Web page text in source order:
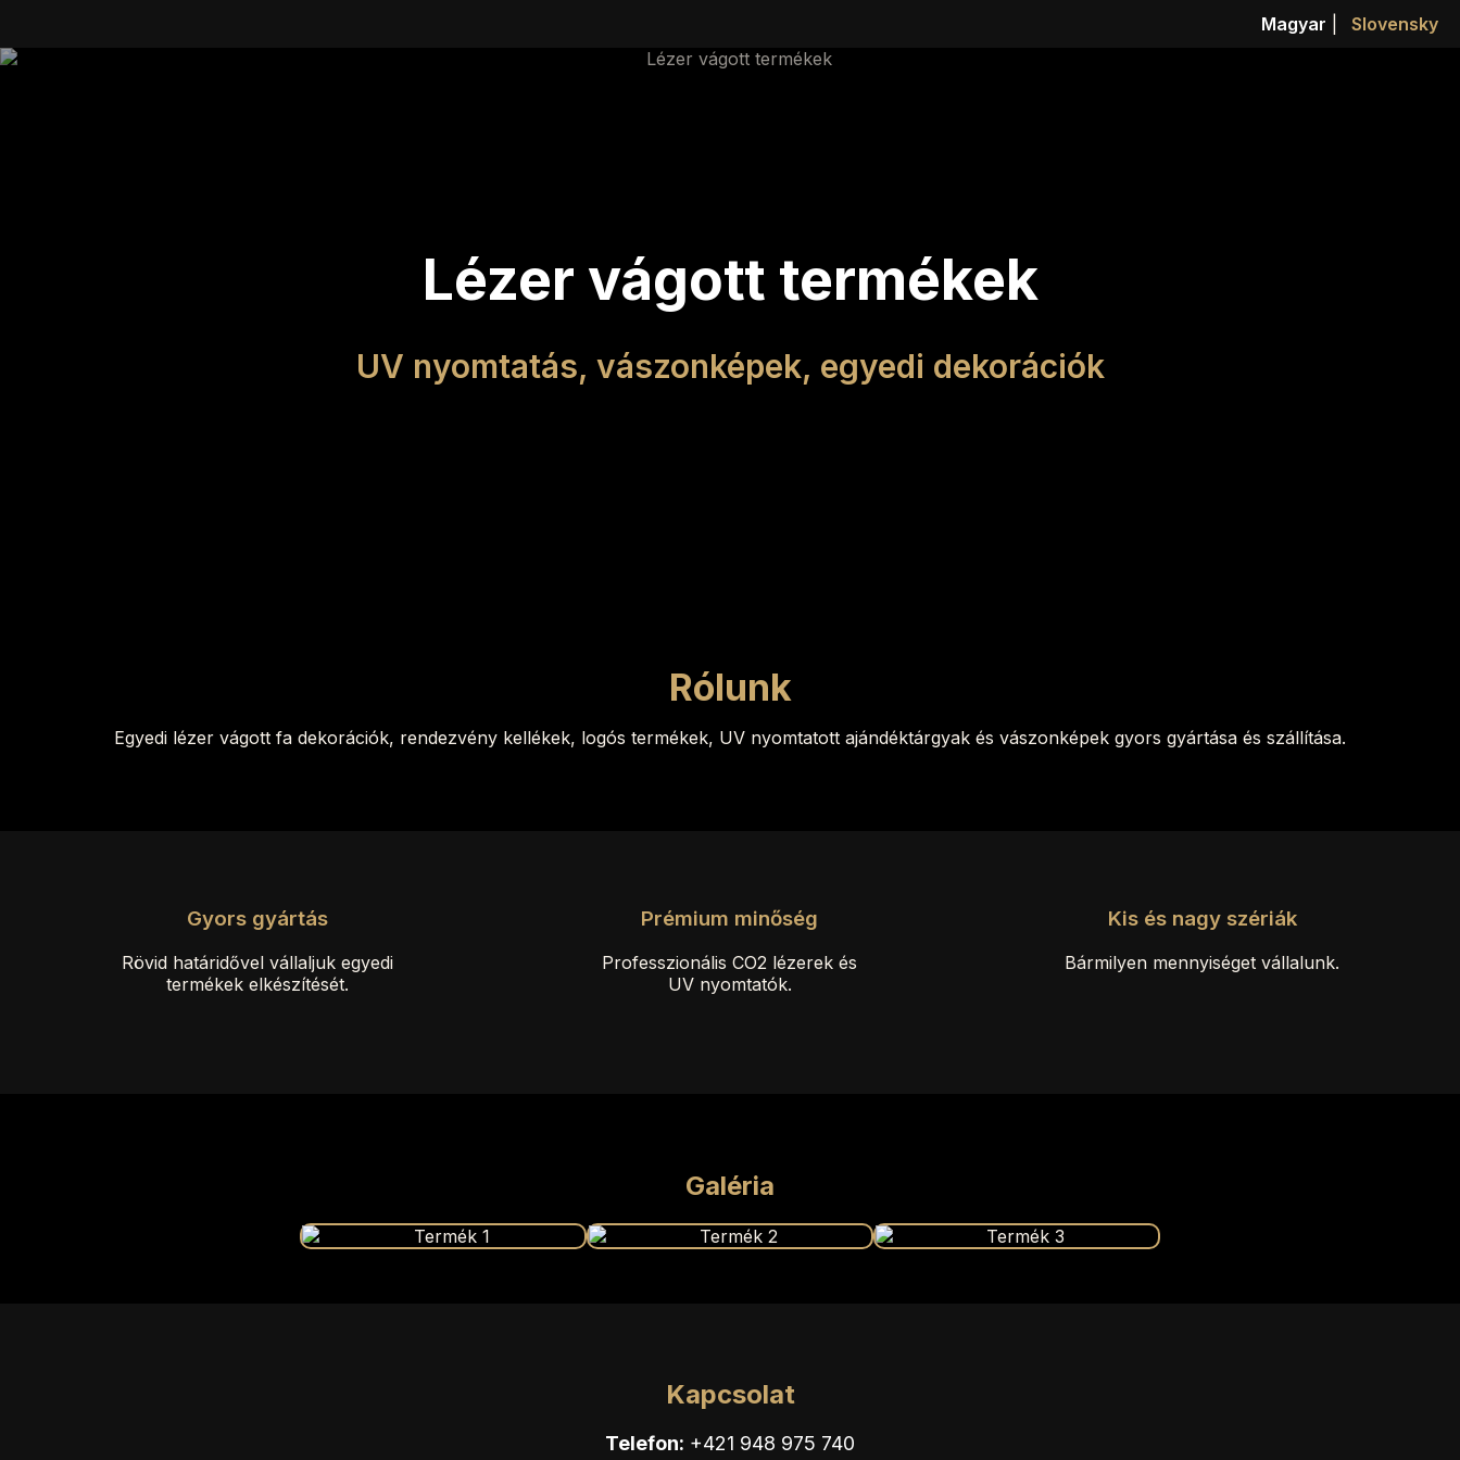
Magyar Slovensky
Lézer vágott termékek
UV nyomtatás, vászonképek, egyedi dekorációk
Rólunk
Egyedi lézer vágott fa dekorációk, rendezvény kellékek, logós termékek, UV nyomtatott ajándéktárgyak és vászonképek gyors gyártása és szállítása.
Gyors gyártás
Rövid határidővel vállaljuk egyedi
termékek elkészítését.
Prémium minőség
Professzionális CO2 lézerek és
UV nyomtatók.
Kis és nagy szériák
Bármilyen mennyiséget vállalunk.
Galéria
Kapcsolat
Telefon: +421 948 975 740